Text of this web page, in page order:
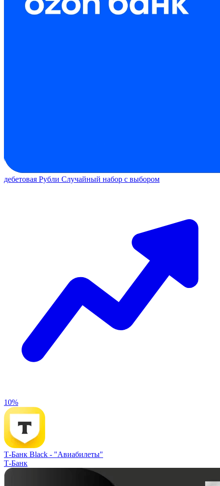
дебетовая Рубли Случайный набор с выбором
10%
Т-Банк Black - "Авиабилеты"
Т-Банк